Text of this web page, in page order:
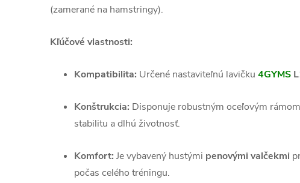
(zamerané na hamstringy).
Kľúčové vlastnosti:
Kompatibilita: Určené nastaviteľnú lavičku 4GYMS
Konštrukcia: Disponuje robustným oceľovým
stabilitu a dlhú životnosť.
Komfort: Je vybavený hustými penovými valčekmi
počas celého tréningu.